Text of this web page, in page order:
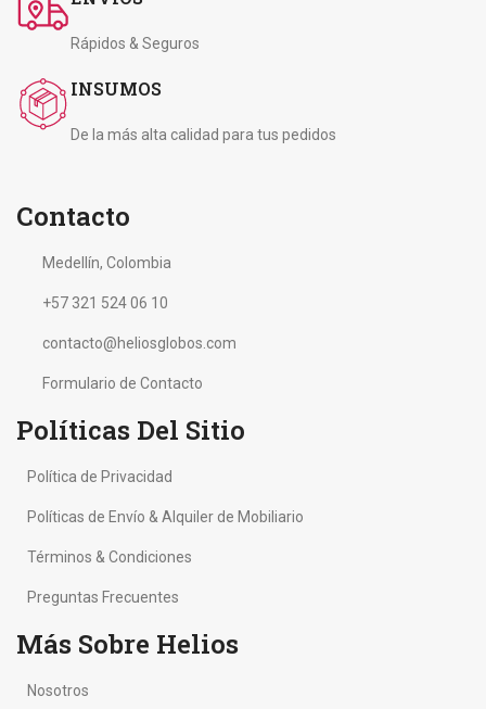
Rápidos & Seguros
INSUMOS
De la más alta calidad para tus pedidos
Contacto
Medellín, Colombia
+57 321 524 06 10
contacto@heliosglobos.com
Formulario de Contacto
Políticas Del Sitio
Política de Privacidad
Políticas de Envío & Alquiler de Mobiliario
Términos & Condiciones
Preguntas Frecuentes
Más Sobre Helios
Nosotros